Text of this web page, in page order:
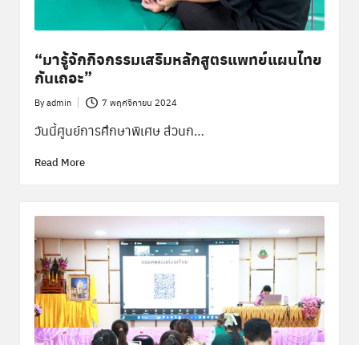
“มารู้จักกิจกรรมเสริมหลักสูตรแพทย์แผนไทย
กันเถอะ”
Posted
by
Byadmin 7 พฤศจิกายน 2024
วันนี้ศูนย์การศึกษาพิเศษ ส่วนก…
Read More